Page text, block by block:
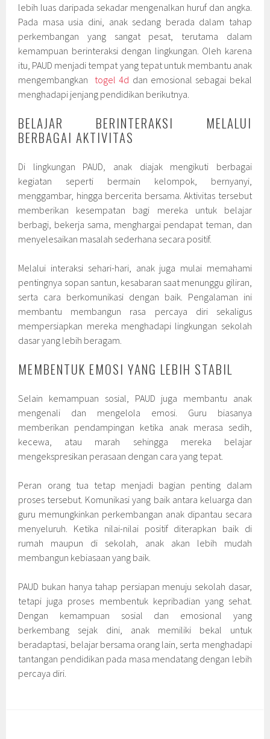
lebih luas daripada sekadar mengenalkan huruf dan angka.
Pada masa usia dini, anak sedang berada dalam tahap
perkembangan yang sangat pesat, terutama dalam
kemampuan berinteraksi dengan lingkungan. Oleh karena
itu, PAUD menjadi tempat yang tepat untuk membantu anak
mengembangkan togel 4d dan emosional sebagai bekal
menghadapi jenjang pendidikan berikutnya.
BELAJAR BERINTERAKSI MELALUI
BERBAGAI AKTIVITAS
Di lingkungan PAUD, anak diajak mengikuti berbagai
kegiatan seperti bermain kelompok, bernyanyi,
menggambar, hingga bercerita bersama. Aktivitas tersebut
memberikan kesempatan bagi mereka untuk belajar
berbagi, bekerja sama, menghargai pendapat teman, dan
menyelesaikan masalah sederhana secara positif.
Melalui interaksi sehari-hari, anak juga mulai memahami
pentingnya sopan santun, kesabaran saat menunggu giliran,
serta cara berkomunikasi dengan baik. Pengalaman ini
membantu membangun rasa percaya diri sekaligus
mempersiapkan mereka menghadapi lingkungan sekolah
dasar yang lebih beragam.
MEMBENTUK EMOSI YANG LEBIH STABIL
Selain kemampuan sosial, PAUD juga membantu anak
mengenali dan mengelola emosi. Guru biasanya
memberikan pendampingan ketika anak merasa sedih,
kecewa, atau marah sehingga mereka belajar
mengekspresikan perasaan dengan cara yang tepat.
Peran orang tua tetap menjadi bagian penting dalam
proses tersebut. Komunikasi yang baik antara keluarga dan
guru memungkinkan perkembangan anak dipantau secara
menyeluruh. Ketika nilai-nilai positif diterapkan baik di
rumah maupun di sekolah, anak akan lebih mudah
membangun kebiasaan yang baik.
PAUD bukan hanya tahap persiapan menuju sekolah dasar,
tetapi juga proses membentuk kepribadian yang sehat.
Dengan kemampuan sosial dan emosional yang
berkembang sejak dini, anak memiliki bekal untuk
beradaptasi, belajar bersama orang lain, serta menghadapi
tantangan pendidikan pada masa mendatang dengan lebih
percaya diri.